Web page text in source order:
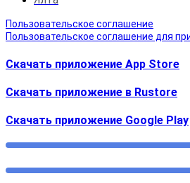
Пользовательское соглашение
Пользовательское соглашение для
Скачать приложение App Store
Скачать приложение в Rustore
Cкачать приложение Google Play